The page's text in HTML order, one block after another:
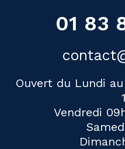
01 83
Ouvert du Lundi
Vendredi